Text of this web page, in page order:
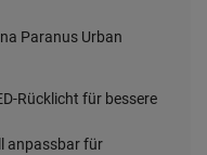
Paranus Urban
Rücklicht für bessere
anpassbar für